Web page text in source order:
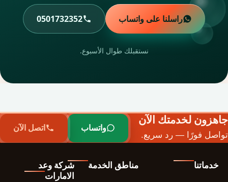
راسلنا على واتساب 0501732352
نستقبلك طوال الأسبوع.
جاهزون لخدمتك الآن
تواصل فورًا — رد سريع.
واتساب اتصل الآن
خدماتنا مناطق الخدمة
شركة وعد
الامارات